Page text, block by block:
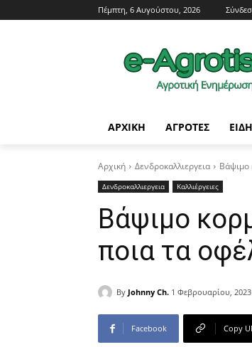
Πέμπτη, 6 Αυγούστου, 2026
ΑΡΧΙΚΗ AΓΡΟΤΕΣ
Αρχική Δενδροκαλλιεργεια Βάψιμο
Δενδροκαλλιεργεια Καλλιέργειες
Βάψιμο
ποια τα
By Johnny Ch. 1 Φεβρουαρίου, 2023
Facebook Copy